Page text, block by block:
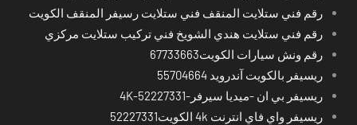
رقم فني ستلايت المنقف فني ستلايت رسيفر المنقف الكويت
رقم فني ستلايت هندي الشويخ فني تركيب ستلايت مركزي
رقم ونش سيارات الكويت67733663
ريسيفر بالكويت آندرويد 55704664
ريسيفر بي ان -ميديا سيرفر-4K-52227331
ريسيفر واي فاي انترنت 4k الكويت52227331